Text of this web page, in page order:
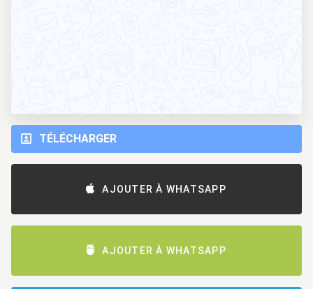
TÉLÉCHARGER
AJOUTER À WHATSAPP
AJOUTER À WHATSAPP